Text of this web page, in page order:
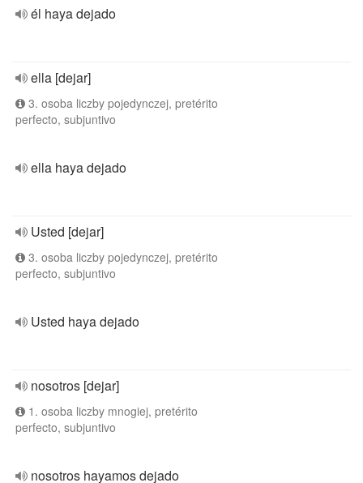
él haya dejado
ella [dejar]
3. osoba liczby pojedynczej, pretérito
perfecto, subjuntivo
ella haya dejado
Usted [dejar]
3. osoba liczby pojedynczej, pretérito
perfecto, subjuntivo
Usted haya dejado
nosotros [dejar]
1. osoba liczby mnogiej, pretérito
perfecto, subjuntivo
nosotros hayamos dejado